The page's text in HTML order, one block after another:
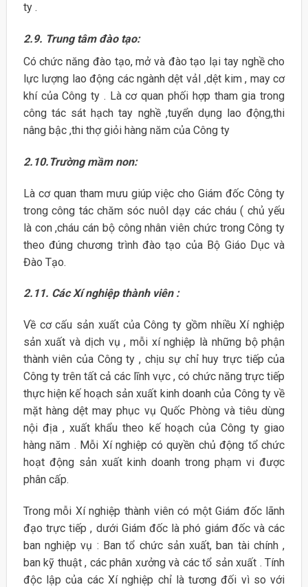
ty .
2.9. Trung tâm đào tạo:
Có chức năng đào tạo, mở và đào tạo lại tay nghề cho
lực lượng lao động các ngành dệt vảI ,dệt kim , may cơ
khí của Công ty . Là cơ quan phối hợp tham gia trong
công tác sát hạch tay nghề ,tuyển dụng lao động,thi
nâng bậc ,thi thợ giỏi hàng năm của Công ty
2.10.Trường mầm non:
Là cơ quan tham mưu giúp việc cho Giám đốc Công ty
trong công tác chăm sóc nuôI dạy các cháu ( chủ yếu
là con ,cháu cán bộ công nhân viên chức trong Công ty
theo đúng chương trình đào tạo của Bộ Giáo Dục và
Đào Tạo.
2.11. Các Xí nghiệp thành viên :
Về cơ cấu sản xuất của Công ty gồm nhiều Xí nghiệp
sản xuất và dịch vụ , mỗi xí nghiệp là những bộ phận
thành viên của Công ty , chịu sự chỉ huy trực tiếp của
Công ty trên tất cả các lĩnh vực , có chức năng trực tiếp
thực hiện kế hoạch sản xuất kinh doanh của Công ty về
mặt hàng dệt may phục vụ Quốc Phòng và tiêu dùng
nội địa , xuất khẩu theo kế hoạch của Công ty giao
hàng năm . Mỗi Xí nghiệp có quyền chủ động tổ chức
hoạt động sản xuất kinh doanh trong phạm vi được
phân cấp.
Trong mỗi Xí nghiệp thành viên có một Giám đốc lãnh
đạo trực tiếp , dưới Giám đốc là phó giám đốc và các
ban nghiệp vụ : Ban tổ chức sản xuất, ban tài chính ,
ban kỹ thuật , các phân xưởng và các tổ sản xuất . Tính
độc lập của các Xí nghiệp chỉ là tương đối vì so với